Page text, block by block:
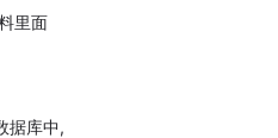
里面
据库中,